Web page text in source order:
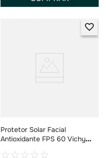
Protetor Solar Facial
Antioxidante FPS 60 Vichy
☆☆☆☆☆